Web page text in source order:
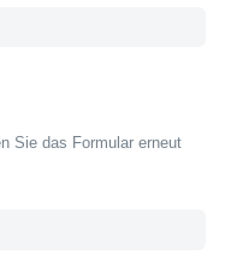
Sie das Formular erneut